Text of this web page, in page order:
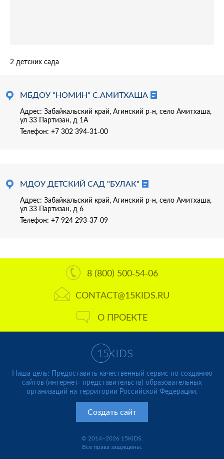
2 детских сада
МБДОУ "НОМИН" С.АМИТХАША
Адрес: Забайкальский край, Агинский р-н, село Амитхаша,
ул 33 Партизан, д 1А
Телефон: +7 302 394-31-00
МДОУ ДЕТСКИЙ САД "БУЛАК"
Адрес: Забайкальский край, Агинский р-н, село Амитхаша,
ул 33 Партизан, д 6
Телефон: +7 924 293-37-09
8 (800) 500-54-06
CONTACT@15KIDS.RU
О ПРОЕКТЕ
Наша цель: Предоставить качественный сервис по созданию
сайтов (интернет- представительств) образовательных
организаций на территории Российской Федерации.
Создать сайт
© 2014–2026 15KIDS.
Все права защищены.